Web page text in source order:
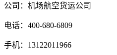
公司：机场航空货运公司
电话：400-680-6809
手机：13122011966